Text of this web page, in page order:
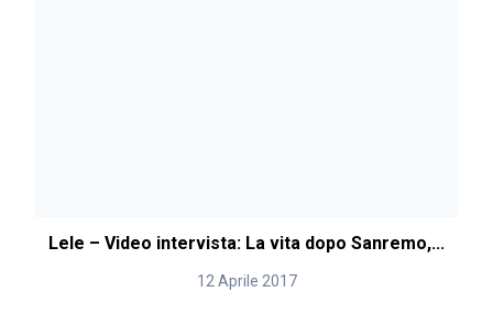
Lele – Video intervista: La vita dopo Sanremo,...
12 Aprile 2017